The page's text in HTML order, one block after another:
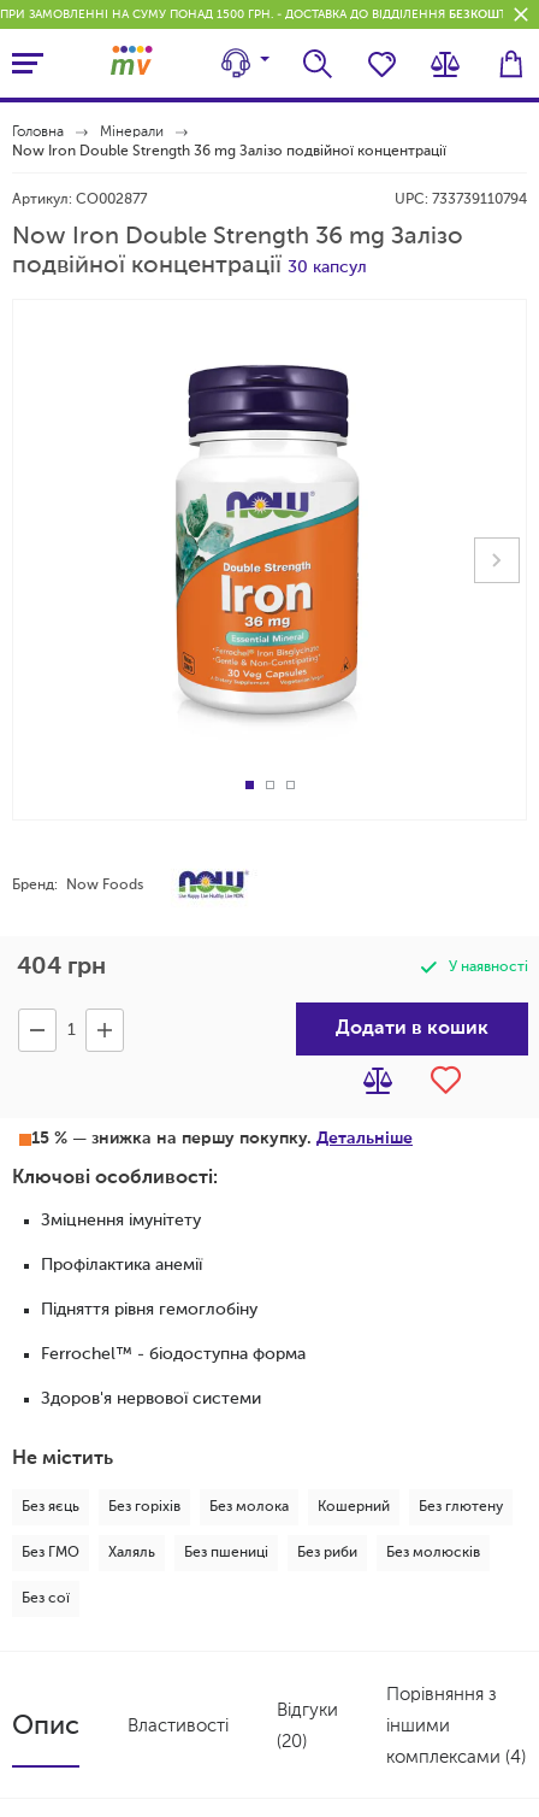
ПРИ ЗАМОВЛЕННІ НА СУМУ ПОНАД 1500 ГРН. - ДОСТАВКА ДО ВІДДІЛЕННЯ
Головна
Мінерали
Now Iron Double Strength 36 mg Залізо подвійної концентрації
Артикул: CO002877 UPC: 733739110794
Now Iron Double Strength 36 mg Залізо
подвійної концентрації 30 капсул
Бренд: Now Foods
404 грн У наявності
Додати в кошик
15 % — знижка на першу покупку. Детальніше
Ключові особливості:
Зміцнення імунітету
Профілактика анемії
Підняття рівня гемоглобіну
Ferrochel™ - біодоступна форма
Здоров'я нервової системи
Не містить
Без яєць Без горіхів Без молока Кошерний Без глютену
Без ГМО Халяль Без пшениці Без риби Без молюсків
Без сої
Опис Властивості
Відгуки
(20)
Порівняння з
іншими
комплексами (4)